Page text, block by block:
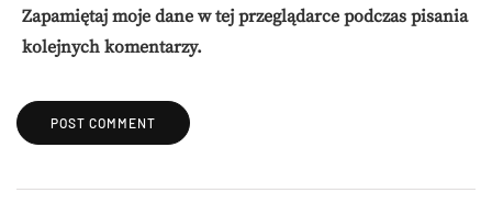
Zapamiętaj moje dane w tej przeglądarce podczas pisania
kolejnych komentarzy.